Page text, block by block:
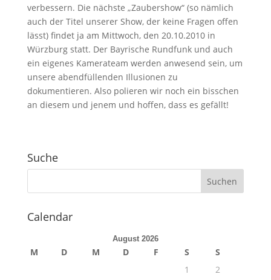
verbessern. Die nächste „Zaubershow“ (so nämlich
auch der Titel unserer Show, der keine Fragen offen
lässt) findet ja am Mittwoch, den 20.10.2010 in
Würzburg statt. Der Bayrische Rundfunk und auch
ein eigenes Kamerateam werden anwesend sein, um
unsere abendfüllenden Illusionen zu
dokumentieren. Also polieren wir noch ein bisschen
an diesem und jenem und hoffen, dass es gefällt!
Suche
Calendar
August 2026
M D M D F S
S
1
2